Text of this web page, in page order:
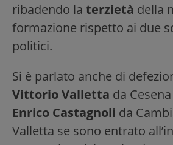
ribadendo la terzietà della
formazione rispetto ai due
politici.
Si è parlato anche di
Vittorio Valletta da
Enrico Castagnoli da
Valletta se sono entrato